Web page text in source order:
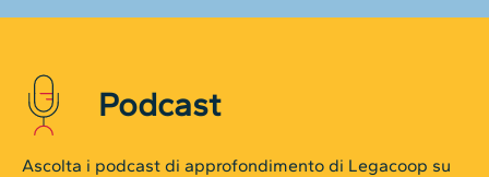
Podcast
Ascolta i podcast di approfondimento di Legacoop su